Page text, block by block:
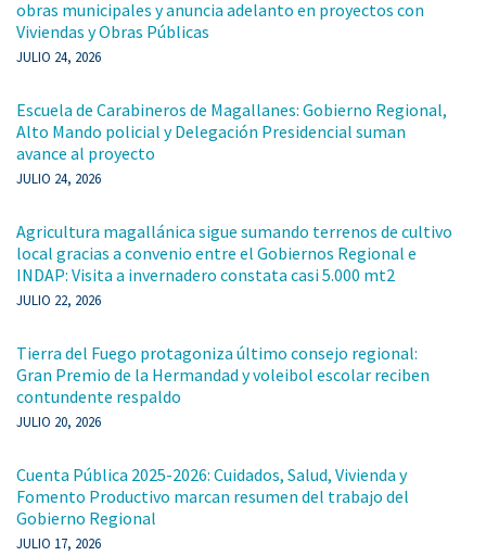
obras municipales y anuncia adelanto en proyectos con
Viviendas y Obras Públicas
JULIO 24, 2026
Escuela de Carabineros de Magallanes: Gobierno Regional,
Alto Mando policial y Delegación Presidencial suman
avance al proyecto
JULIO 24, 2026
Agricultura magallánica sigue sumando terrenos de cultivo
local gracias a convenio entre el Gobiernos Regional e
INDAP: Visita a invernadero constata casi 5.000 mt2
JULIO 22, 2026
Tierra del Fuego protagoniza último consejo regional:
Gran Premio de la Hermandad y voleibol escolar reciben
contundente respaldo
JULIO 20, 2026
Cuenta Pública 2025-2026: Cuidados, Salud, Vivienda y
Fomento Productivo marcan resumen del trabajo del
Gobierno Regional
JULIO 17, 2026